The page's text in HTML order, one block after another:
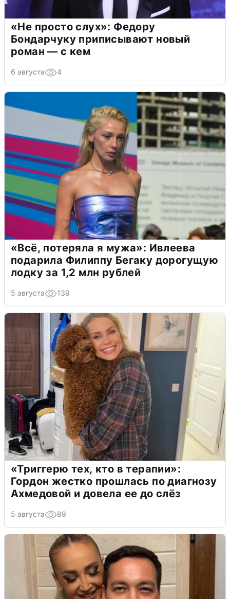
«Не просто слух»: Федору
Бондарчуку приписывают новый
роман — с кем
6 августа 4
«Всё, потеряла я мужа»: Ивлеева
подарила Филиппу Бегаку дорогущую
лодку за 1,2 млн рублей
5 августа 139
«Триггерю тех, кто в терапии»:
Гордон жестко прошлась по диагнозу
Ахмедовой и довела ее до слёз
5 августа 89